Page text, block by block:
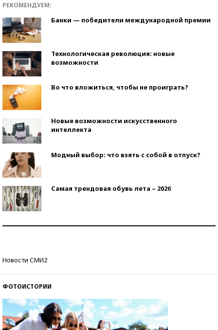
РЕКОМЕНДУЕМ:
Банки — победители международной премии
Технологическая революция: новые
возможности
Во что вложиться, чтобы не проиграть?
Новые возможности искусственного
интеллекта
Модный выбор: что взять с собой в отпуск?
Самая трендовая обувь лета – 2026
Новости СМИ2
ФОТОИСТОРИИ